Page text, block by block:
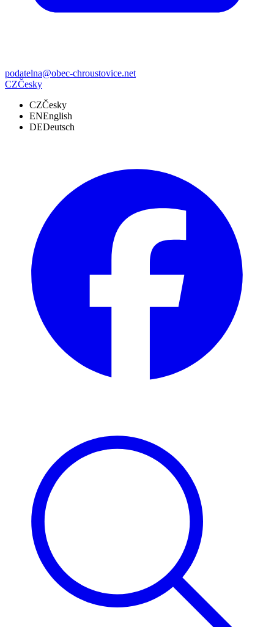
podatelna@obec-chroustovice.net
CZČesky
CZČesky
ENEnglish
DEDeutsch